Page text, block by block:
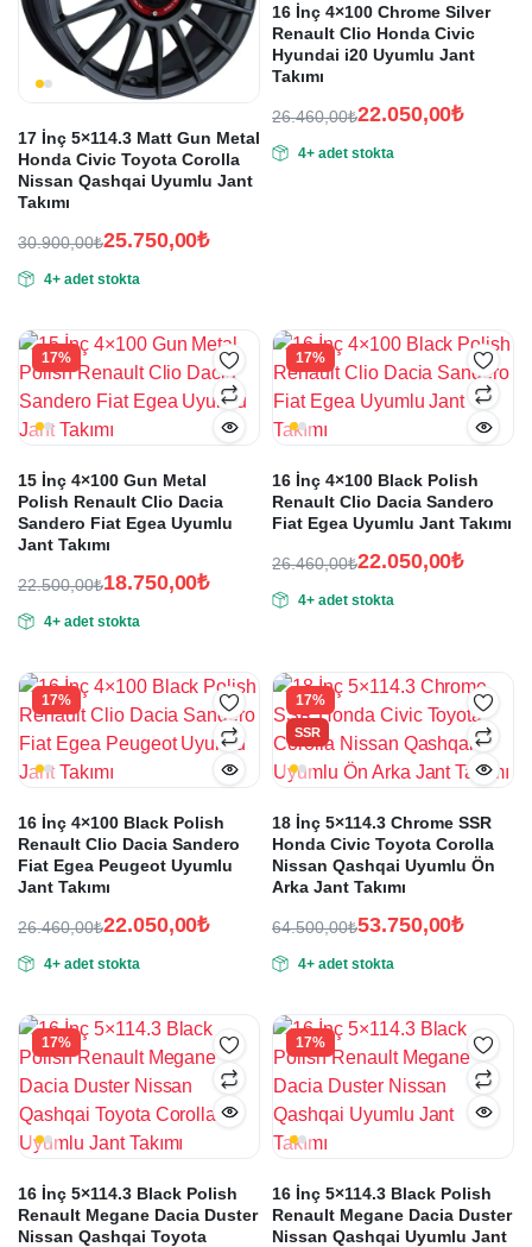
17 İnç 5×114.3 Matt Gun Metal
Honda Civic Toyota Corolla
Nissan Qashqai Uyumlu Jant
Takımı
30.900,00₺
fiyat:
25.750,00₺
andaki
25.750,00₺.
4+ adet stokta
16 İnç 4×100 Chrome Silver
Renault Clio Honda Civic
Hyundai i20 Uyumlu Jant
Takımı
26.460,00₺
fiyat:
22.050,00₺
andaki
4+ adet stokta
17%
15 İnç 4×100 Gun Metal
Polish Renault Clio Dacia
Sandero Fiat Egea Uyumlu
Jant Takımı
22.500,00₺
fiyat:
18.750,00₺
andaki
18.750,00₺.
4+ adet stokta
17%
16 İnç 4×100 Black Polish
Renault Clio Dacia Sandero
Fiat Egea Uyumlu Jant Takımı
26.460,00₺
fiyat:
22.050,00₺
andaki
4+ adet stokta
17%
16 İnç 4×100 Black Polish
Renault Clio Dacia Sandero
Fiat Egea Peugeot Uyumlu
Jant Takımı
26.460,00₺
fiyat:
22.050,00₺
andaki
22.050,00₺.
4+ adet stokta
17%
SSR
18 İnç 5×114.3 Chrome SSR
Honda Civic Toyota Corolla
Nissan Qashqai Uyumlu Ön
Arka Jant Takımı
64.500,00₺
fiyat:
53.750,00₺
andaki
53.750,00₺.
4+ adet stokta
17%
16 İnç 5×114.3 Black Polish
Renault Megane Dacia Duster
Nissan Qashqai Toyota
17%
16 İnç 5×114.3 Black Polish
Renault Megane Dacia Duster
Nissan Qashqai Uyumlu Jant